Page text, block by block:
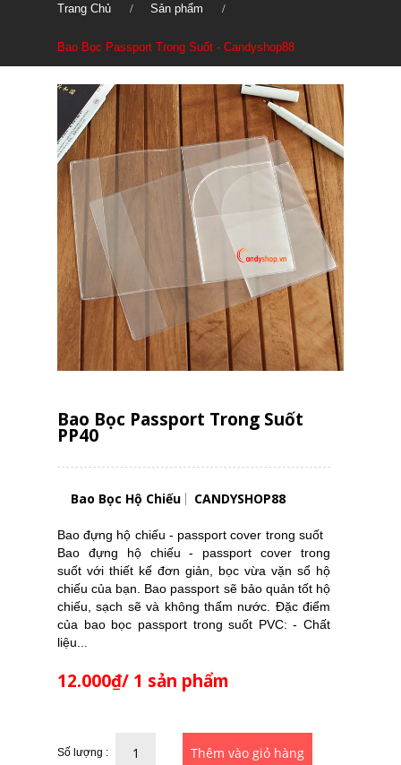
Trang Chủ Sản phẩm
Bao Bọc Passport Trong Suốt - Candyshop88
Bao Bọc Passport Trong Suốt
PP40
Bao Bọc Hộ Chiếu CANDYSHOP88
Bao đựng hộ chiếu - passport cover trong suốt
Bao đựng hộ chiếu - passport cover trong
suốt với thiết kế đơn giản, bọc vừa vặn sổ hộ
chiếu của bạn. Bao passport sẽ bảo quản tốt hộ
chiếu, sạch sẽ và không thấm nước. Đặc điểm
của bao bọc passport trong suốt PVC: - Chất
liệu...
12.000₫/ 1 sản phẩm
Số lượng :